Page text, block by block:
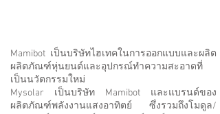
Mamibot เป็นบริษัทไฮเทคในการออกแบบและผลิต
ผลิตภัณฑ์หุ่นยนต์และอุปกรณ์ทำความสะอาดที่
เป็นนวัตกรรมใหม่
Mysolar เป็นบริษัท Mamibot และแบรนด์ของ
ผลิตภัณฑ์พลังงานแสงอาทิตย์ ซึ่งรวมถึงโมดูล/